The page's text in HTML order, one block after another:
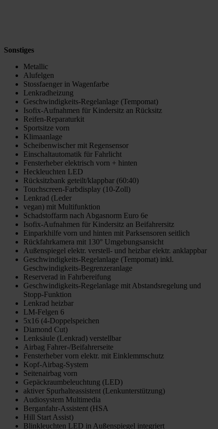
Sonstiges
Metallic
Alufelgen
Stossfaenger in Wagenfarbe
Lenkradheizung
Geschwindigkeits-Regelanlage (Tempomat)
Isofix-Aufnahmen für Kindersitz an Rücksitz
Reifen-Reparaturkit
Sportsitze vorn
Klimaanlage
Scheibenwischer mit Regensensor
Einschaltautomatik für Fahrlicht
Fensterheber elektrisch vorn + hinten
Heckleuchten LED
Rücksitzbank geteilt/klappbar (60:40)
Touchscreen-Farbdisplay (10-Zoll)
Lenkrad (Leder
vegan) mit Multifunktion
Schadstoffarm nach Abgasnorm Euro 6e
Isofix-Aufnahmen für Kindersitz an Beifahrersitz
Einparkhilfe vorn und hinten mit Parksensoren seitlich
Rückfahrkamera mit 130° Umgebungsansicht
Außenspiegel elektr. verstell- und heizbar elektr. anklappbar
Geschwindigkeits-Regelanlage (Tempomat) inkl.
Geschwindigkeits-Begrenzeranlage
Reserverad in Fahrbereifung
Geschwindigkeits-Regelanlage mit Abstandsregelung und
Stopp-Funktion
Lenkrad heizbar
LM-Felgen 6
5x16 (4-Doppelspeichen
Diamond Cut)
Lenksäule (Lenkrad) verstellbar
Airbag Fahrer-/Beifahrerseite
Fensterheber vorn elektr. mit Einklemmschutz
Kopf-Airbag-System
Seitenairbag vorn
Gepäckraumbeleuchtung (LED)
aktiver Spurhalteassistent (Lenkunterstützung)
Audiosystem Multimedia
Berganfahr-Assistent (HSA
Hill Start Assist)
Blinkleuchten LED in Außenspiegel integriert